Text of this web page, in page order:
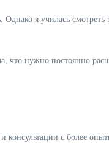
я училась
что нужно постоянно
с более